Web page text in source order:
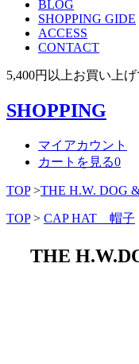
BLOG
SHOPPING GIDE
ACCESS
CONTACT
5,400円以上お買い上
SHOPPING
マイアカウント
カートを見る0
TOP >THE H.W. DOG
TOP > CAP HAT 帽子
THE